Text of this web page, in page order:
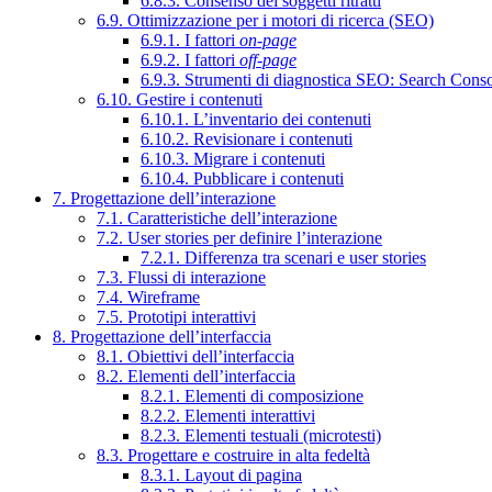
6.9. Ottimizzazione per i motori di ricerca (SEO)
6.9.1. I fattori on-page
6.9.2. I fattori off-page
6.9.3. Strumenti di diagnostica SEO: Search
6.10. Gestire i contenuti
6.10.1. L’inventario dei contenuti
6.10.2. Revisionare i contenuti
6.10.3. Migrare i contenuti
6.10.4. Pubblicare i contenuti
7. Progettazione dell’interazione
7.1. Caratteristiche dell’interazione
7.2. User stories per definire l’interazione
7.2.1. Differenza tra scenari e user stories
7.3. Flussi di interazione
7.4. Wireframe
7.5. Prototipi interattivi
8. Progettazione dell’interfaccia
8.1. Obiettivi dell’interfaccia
8.2. Elementi dell’interfaccia
8.2.1. Elementi di composizione
8.2.2. Elementi interattivi
8.2.3. Elementi testuali (microtesti)
8.3. Progettare e costruire in alta fedeltà
8.3.1. Layout di pagina